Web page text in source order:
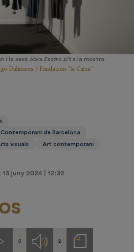
i la seva obra Esotro s/t a la mostra.
Dalmases / Fundación ”la Caixa”
de Barcelona
visuals Art contemporani
13 juny 2024 | 12:32
0 Audios2
Notas